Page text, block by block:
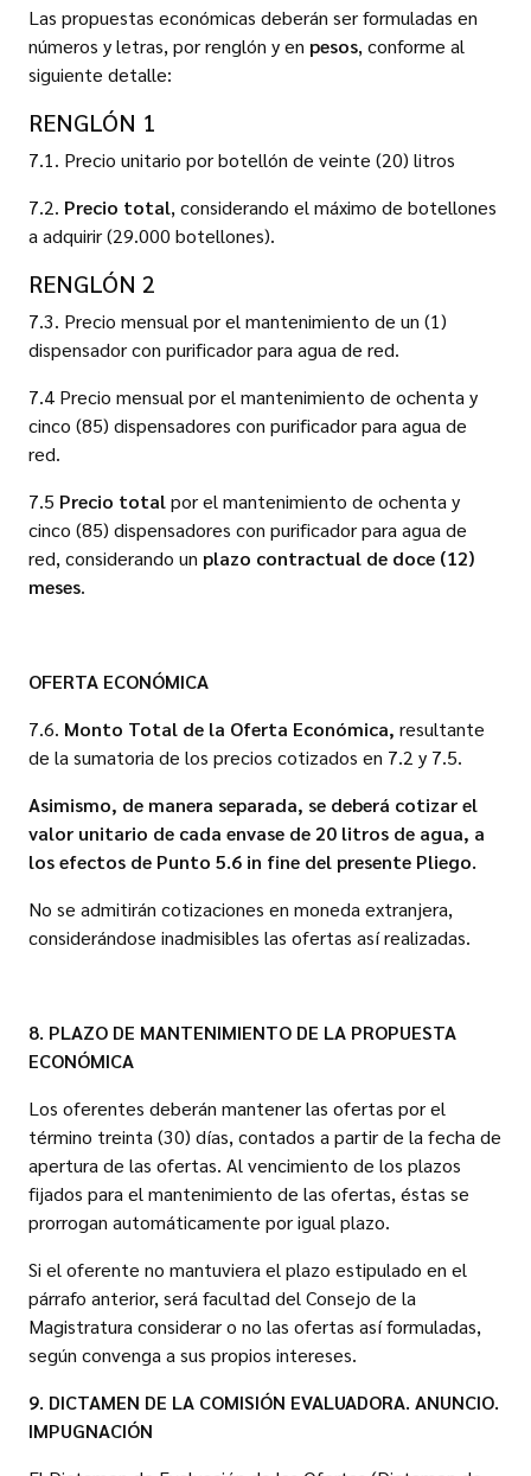
Las propuestas económicas deberán ser formuladas en
números y letras, por renglón y en pesos, conforme al
siguiente detalle:
RENGLÓN 1
7.1. Precio unitario por botellón de veinte (20) litros
7.2. Precio total, considerando el máximo de botellones
a adquirir (29.000 botellones).
RENGLÓN 2
7.3. Precio mensual por el mantenimiento de un (1)
dispensador con purificador para agua de red.
7.4 Precio mensual por el mantenimiento de ochenta y
cinco (85) dispensadores con purificador para agua de
red.
7.5 Precio totalpor el mantenimiento de ochenta y
cinco (85) dispensadores con purificador para agua de
red, considerando un plazo contractual de doce (12)
meses.
OFERTA ECONÓMICA
7.6. Monto Total de la Oferta Económica, resultante
de la sumatoria de los precios cotizados en 7.2 y 7.5.
Asimismo, de manera separada, se deberá cotizar el
valor unitario de cada envase de 20 litros de agua, a
los efectos de Punto 5.6 in fine del presente Pliego.
No se admitirán cotizaciones en moneda extranjera,
considerándose inadmisibles las ofertas así realizadas.
8. PLAZO DE MANTENIMIENTO DE LA PROPUESTA
ECONÓMICA
Los oferentes deberán mantener las ofertas por el
término treinta (30) días, contados a partir de la fecha de
apertura de las ofertas. Al vencimiento de los plazos
fijados para el mantenimiento de las ofertas, éstas se
prorrogan automáticamente por igual plazo.
Si el oferente no mantuviera el plazo estipulado en el
párrafo anterior, será facultad del Consejo de la
Magistratura considerar o no las ofertas así formuladas,
según convenga a sus propios intereses.
9. DICTAMEN DE LA COMISIÓN EVALUADORA. ANUNCIO.
IMPUGNACIÓN